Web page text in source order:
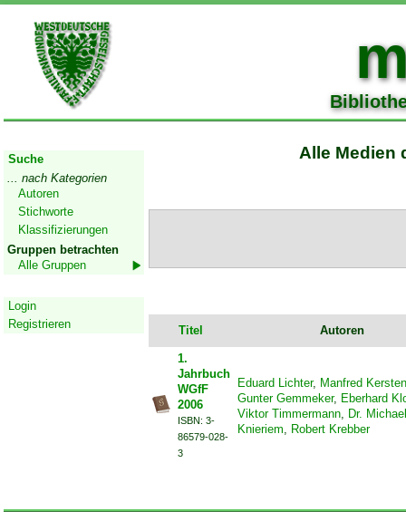
Suche
... nach Kategorien
Autoren
Stichworte
Klassifizierungen
Gruppen betrachten
Alle Gruppen
Login
Registrieren
Alle Medien
Titel Autoren
1.
Jahrbuch
WGfF
2006
ISBN: 3-
86579-028-
3
Eduard Lichter, Manfred Kersten
Gunter Gemmeker, Eberhard
Viktor Timmermann, Dr. Michael
Knieriem, Robert Krebber